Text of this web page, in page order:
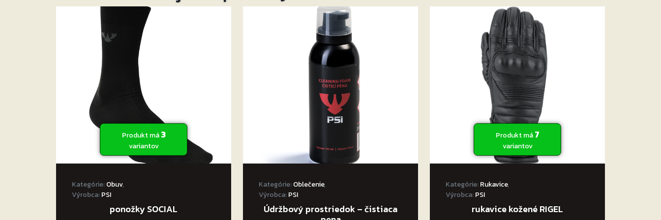
Produkt má3
variantov
Kategórie:Obuv,
Výrobca:PSI
ponožky SOCIAL
Kategórie:Oblečenie,
Výrobca:PSI
Údržbový prostriedok – čistiaca
Produkt má7
variantov
Kategórie:Rukavice,
Výrobca:PSI
rukavice kožené RIGEL